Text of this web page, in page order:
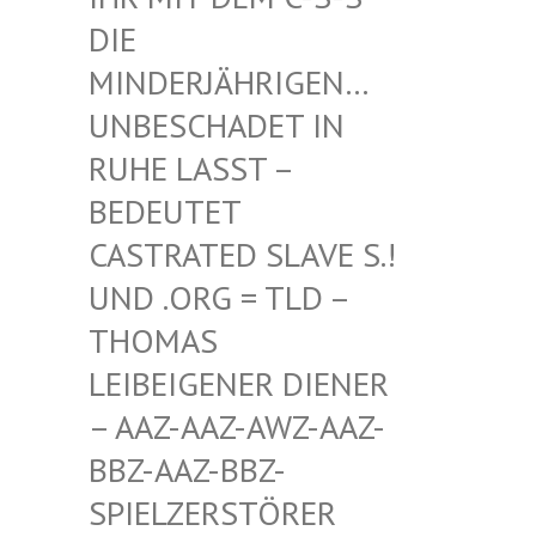
E MI
NDERJÄHRIGEN… UN
BESCHADET IN RU
HE LASST – BE
DEUTET CA
STRATED SLAVE S.! UN
D .ORG = TLD – TH
OMAS LE
IBEIGENER DIENER –
AAZ-AAZ-AWZ-AAZ-BB
Z-AAZ-BBZ-SP
IELZERSTÖRER ZU